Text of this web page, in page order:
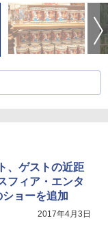
、ゲストの近距
フィア・エンタ
ョーを追加
2017年4月3日